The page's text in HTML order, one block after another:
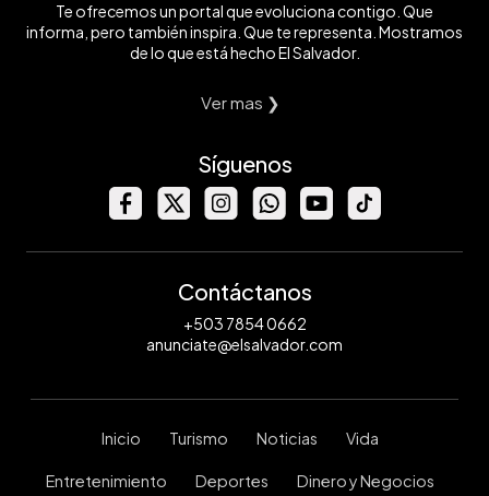
Te ofrecemos un portal que evoluciona contigo. Que
informa, pero también inspira. Que te representa. Mostramos
de lo que está hecho El Salvador.
Ver mas ❯
Síguenos
Contáctanos
+503 7854 0662
anunciate@elsalvador.com
Inicio Turismo Noticias Vida
Entretenimiento Deportes Dinero y Negocios